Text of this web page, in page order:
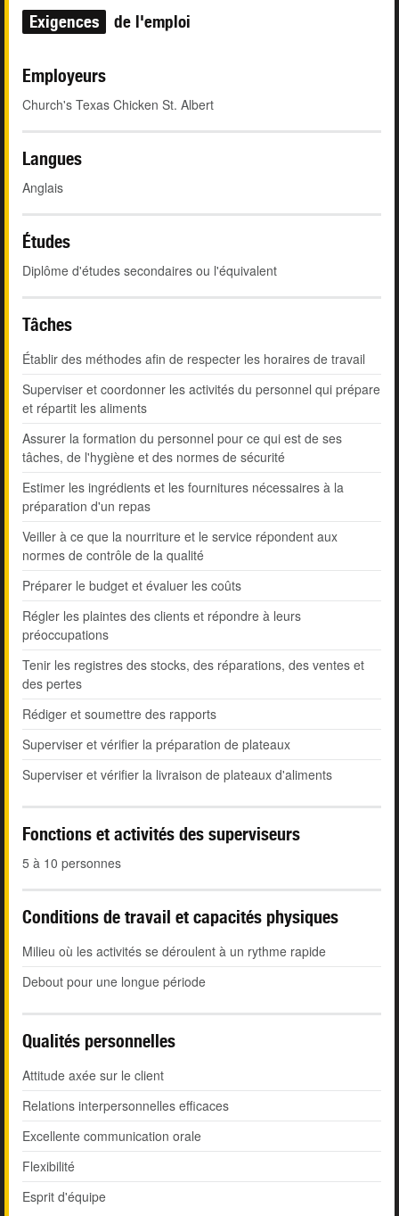
Exigences de l'emploi
Employeurs
Church's Texas Chicken St. Albert
Langues
Anglais
Études
Diplôme d'études secondaires ou l'équivalent
Tâches
Établir des méthodes afin de respecter les horaires de travail
Superviser et coordonner les activités du personnel qui prépare
et répartit les aliments
Assurer la formation du personnel pour ce qui est de ses
tâches, de l'hygiène et des normes de sécurité
Estimer les ingrédients et les fournitures nécessaires à la
préparation d'un repas
Veiller à ce que la nourriture et le service répondent aux
normes de contrôle de la qualité
Préparer le budget et évaluer les coûts
Régler les plaintes des clients et répondre à leurs
préoccupations
Tenir les registres des stocks, des réparations, des ventes et
des pertes
Rédiger et soumettre des rapports
Superviser et vérifier la préparation de plateaux
Superviser et vérifier la livraison de plateaux d'aliments
Fonctions et activités des superviseurs
5 à 10 personnes
Conditions de travail et capacités physiques
Milieu où les activités se déroulent à un rythme rapide
Debout pour une longue période
Qualités personnelles
Attitude axée sur le client
Relations interpersonnelles efficaces
Excellente communication orale
Flexibilité
Esprit d'équipe